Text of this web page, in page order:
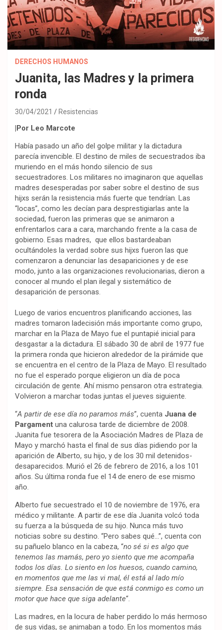
DERECHOS HUMANOS
Juanita, las Madres y la primera
ronda
30/04/2021 Resistencias
|Por Leo Marcote
Había pasado un año del golpe militar y la dictadura
parecía invencible. El destino de miles de secuestrados iba
muriendo en el más hondo silencio de sus
secuestradores. Los militares no imaginaron que aquellas
madres desesperadas por saber sobre el destino de sus
hijxs serán la resistencia más fuerte que tendrían. Las
“locas”, como les decían para desprestigiarlas ante la
sociedad, fueron las primeras que se animaron a
enfrentarlos cara a cara, marchando frente a la casa de
gobierno. Esas madres, que ellos bastardeaban
ocultándoles la verdad sobre sus hijxs fueron las que
comenzaron a denunciar las desapariciones y de ese
modo, junto a las organizaciones revolucionarias, dieron a
conocer al mundo el plan ilegal y sistemático de
desaparición de personas.
Luego de varios encuentros planificando acciones, las
madres tomaron ladecisión más importante como grupo,
marchar en la Plaza de Mayo fue el puntapié inicial para
desgastar a la dictadura. El sábado 30 de abril de 1977 fue
la primera ronda que hicieron alrededor de la pirámide que
se encuentra en el centro de la Plaza de Mayo. El resultado
no fue el esperado porque eligieron un día de poca
circulación de gente. Ahí mismo pensaron otra estrategia.
Volvieron a marchar todas juntas el jueves siguiente.
“A partir de ese día no paramos más”, cuenta Juana de
Pargament una calurosa tarde de diciembre de 2008.
Juanita fue tesorera de la Asociación Madres de Plaza de
Mayo y marchó hasta el final de sus días pidiendo por la
aparición de Alberto, su hijo, y de los 30 mil detenidos-
desaparecidos. Murió el 26 de febrero de 2016, a los 101
años. Su última ronda fue el 14 de enero de ese mismo
año.
Alberto fue secuestrado el 10 de noviembre de 1976, era
médico y militante. A partir de ese día Juanita volcó toda
su fuerza a la búsqueda de su hijo. Nunca más tuvo
noticias sobre su destino. “Pero sabes qué…”, cuenta con
su pañuelo blanco en la cabeza, “no sé si es algo que
tenemos las mamás, pero yo siento que me acompaña
todos los días. Lo siento en los huesos, cuando camino,
en momentos que me las vi mal, él está al lado mío
siempre. Esa sensación de que está conmigo es como un
motor que hace que siga adelante“.
Las madres, en la locura de haber perdido lo más hermoso
de sus vidas, se animaban a todo. En los momentos más